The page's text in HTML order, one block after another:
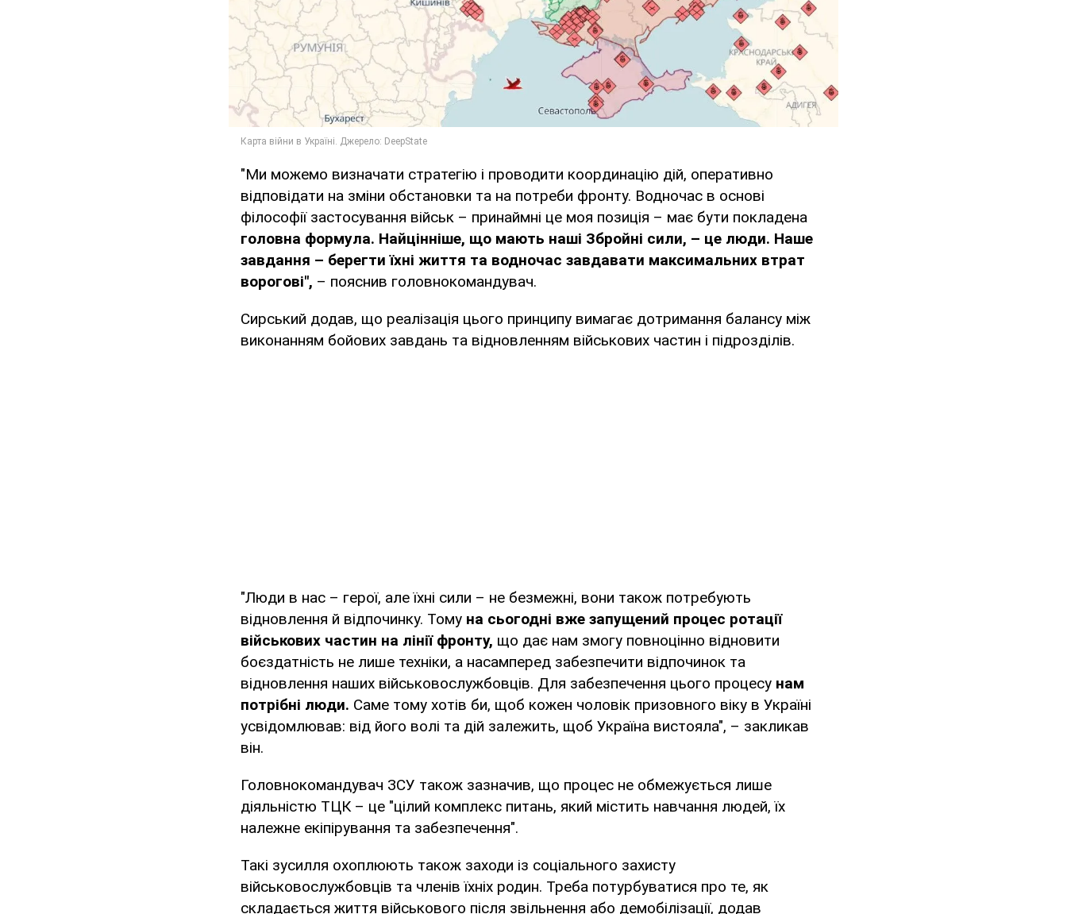
"Ми можемо визначати стратегію і проводити координацію дій, оперативно
відповідати на зміни обстановки та на потреби фронту. Водночас в основі
філософії застосування військ – принаймні це моя позиція – має бути покладена
головна формула. Найцінніше, що мають наші Збройні сили, – це люди. Наше
завдання – берегти їхні життя та водночас завдавати максимальних втрат
ворогові", – пояснив головнокомандувач.
Сирський додав, що реалізація цього принципу вимагає дотримання балансу між
виконанням бойових завдань та відновленням військових частин і підрозділів.
"Люди в нас – герої, але їхні сили – не безмежні, вони також потребують
відновлення й відпочинку. Тому на сьогодні вже запущений процес ротації
військових частин на лінії фронту, що дає нам змогу повноцінно відновити
боєздатність не лише техніки, а насамперед забезпечити відпочинок та
відновлення наших військовослужбовців. Для забезпечення цього процесу нам
потрібні люди. Саме тому хотів би, щоб кожен чоловік призовного віку в Україні
усвідомлював: від його волі та дій залежить, щоб Україна вистояла", – закликав
він.
Головнокомандувач ЗСУ також зазначив, що процес не обмежується лише
діяльністю ТЦК – це "цілий комплекс питань, який містить навчання людей, їх
належне екіпірування та забезпечення".
Такі зусилля охоплюють також заходи із соціального захисту
військовослужбовців та членів їхніх родин. Треба потурбуватися про те, як
складається життя військового після звільнення або демобілізації, додав